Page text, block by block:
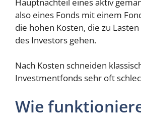
also eines Fonds mit einem
die hohen Kosten, die zu
des Investors gehen.
Nach Kosten schneiden
Investmentfonds sehr oft
Wie